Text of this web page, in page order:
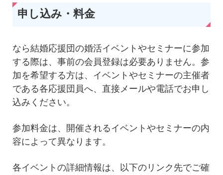
申し込み・料金
なら結婚応援団の婚活イベントやセミナーに参加
する際は、事前の会員登録は必要ありません。参
加を希望する方は、イベントやセミナーの主催者
である各応援団員へ、直接メールや電話でお申し
込みください。
参加料金は、開催されるイベントやセミナーの内
容によって異なります。
各イベントの詳細情報は、以下のリンク先でご確